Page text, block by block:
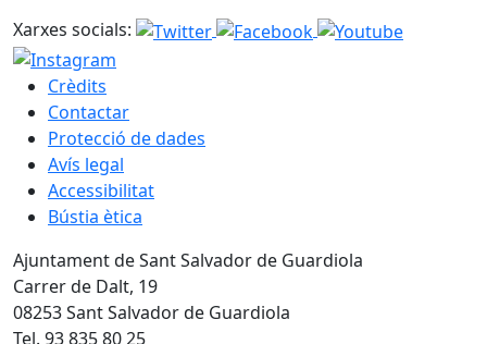
Xarxes socials:
Crèdits
Contactar
Protecció de dades
Avís legal
Accessibilitat
Bústia ètica
Ajuntament de Sant Salvador de Guardiola
Carrer de Dalt, 19
08253 Sant Salvador de Guardiola
Tel. 93 835 80 25